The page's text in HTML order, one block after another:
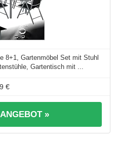
8+1, Gartenmöbel Set mit Stuhl
Gartentisch mit ...
€
»